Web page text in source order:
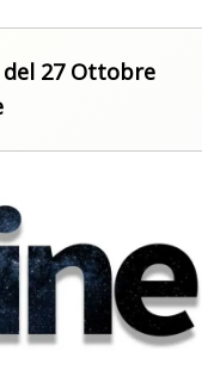
27 Ottobre